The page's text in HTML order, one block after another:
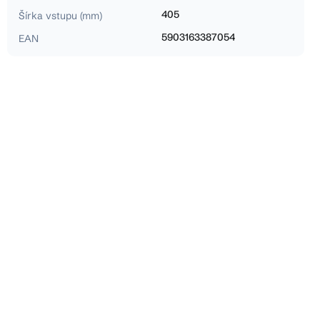
Šírka vstupu (mm)
405
EAN
5903163387054